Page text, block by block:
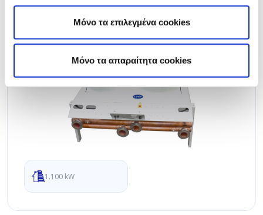
Μόνο τα επιλεγμένα cookies
Mόνο τα απαραίτητα cookies
1.100 kW